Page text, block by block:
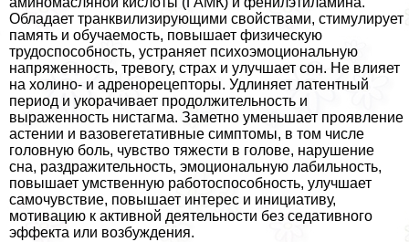
Обладает транквилизирующими свойствами, стимулирует
память и обучаемость, повышает физическую
трудоспособность, устраняет психоэмоциональную
напряженность, тревогу, страх и улучшает сон. Не влияет
на холино- и адренорецепторы. Удлиняет латентный
период и укорачивает продолжительность и
выраженность нистагма. Заметно уменьшает проявление
астении и вазовегетативные симптомы, в том числе
головную боль, чувство тяжести в голове, нарушение
сна, раздражительность, эмоциональную лабильность,
повышает умственную работоспособность, улучшает
самочувствие, повышает интерес и инициативу,
мотивацию к активной деятельности без седативного
эффекта или возбуждения.